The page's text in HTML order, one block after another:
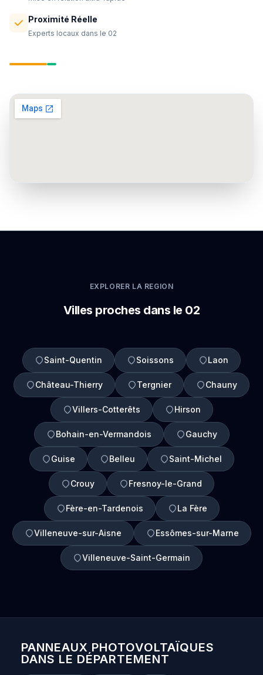
Proximité Réelle
Experts locaux dans le 02
EXPLORER LA REGION
Villes proches dans le 02
Saint-Quentin Soissons Laon
Château-Thierry Tergnier Chauny
Villers-Cotterêts Hirson
Bohain-en-Vermandois Gauchy
Guise Belleu Saint-Michel
Crouy Fresnoy-le-Grand
Fère-en-Tardenois La Fère
Villeneuve-sur-Aisne Essômes-sur-Marne
Villeneuve-Saint-Germain
PANNEAUX PHOTOVOLTAÏQUES
DANS LE DÉPARTEMENT